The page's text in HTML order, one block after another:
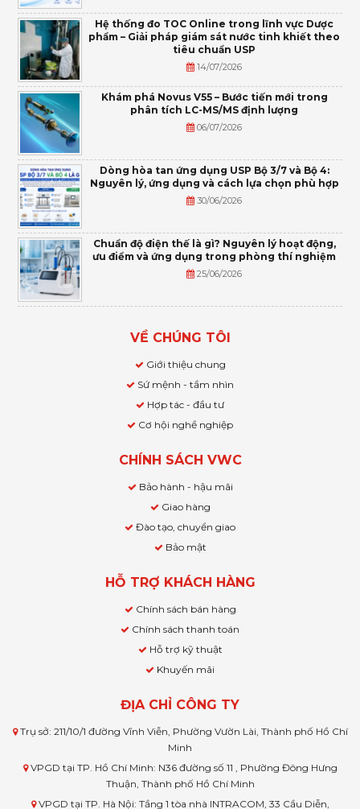
Hệ thống đo TOC Online trong lĩnh vực Dược
phẩm – Giải pháp giám sát nước tinh khiết theo
tiêu chuẩn USP
14/07/2026
Khám phá Novus V55 – Bước tiến mới trong
phân tích LC-MS/MS định lượng
06/07/2026
Dòng hòa tan ứng dụng USP Bộ 3/7 và Bộ 4:
Nguyên lý, ứng dụng và cách lựa chọn phù hợp
30/06/2026
Chuẩn độ điện thế là gì? Nguyên lý hoạt động,
ưu điểm và ứng dụng trong phòng thí nghiệm
25/06/2026
VỀ CHÚNG TÔI
Giới thiệu chung
Sứ mệnh - tầm nhìn
Hợp tác - đầu tư
Cơ hội nghề nghiệp
CHÍNH SÁCH VWC
Bảo hành - hậu mãi
Giao hàng
Đào tạo, chuyển giao
Bảo mật
HỖ TRỢ KHÁCH HÀNG
Chính sách bán hàng
Chính sách thanh toán
Hỗ trợ kỹ thuật
Khuyến mãi
ĐỊA CHỈ CÔNG TY
Trụ sở: 211/10/1 đường Vĩnh Viễn, Phường Vườn Lài, Thành phố Hồ Chí
Minh
VPGD tại TP. Hồ Chí Minh: N36 đường số 11 , Phường Đông Hưng
Thuận, Thành phố Hồ Chí Minh
VPGD tại TP. Hà Nội: Tầng 1 tòa nhà INTRACOM, 33 Cầu Diễn,